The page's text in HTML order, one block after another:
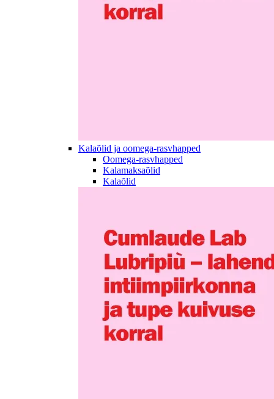
Kalaõlid ja oomega-rasvhapped
Oomega-rasvhapped
Kalamaksaõlid
Kalaõlid